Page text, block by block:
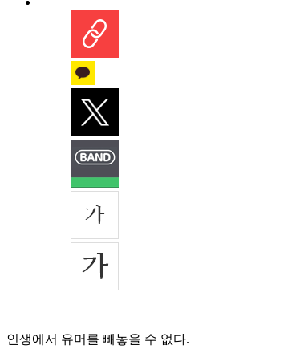
인생에서 유머를 빼놓을 수 없다.